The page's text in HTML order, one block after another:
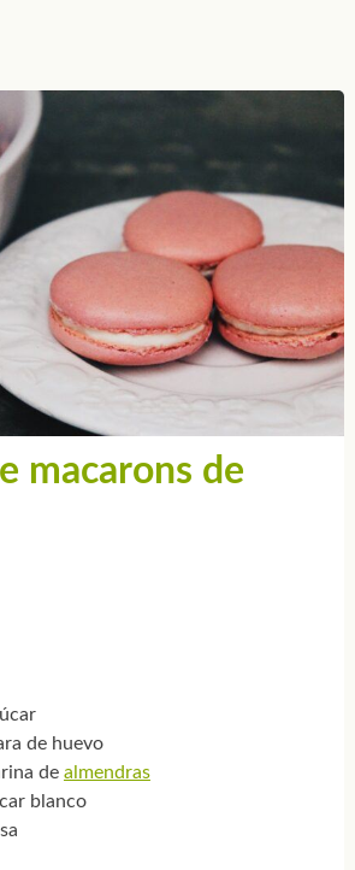
macarons de
de huevo
de almendras
blanco